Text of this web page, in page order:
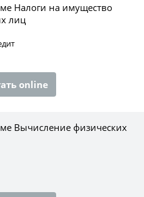
Налоги на имущество
лиц
online
Вычисление физических